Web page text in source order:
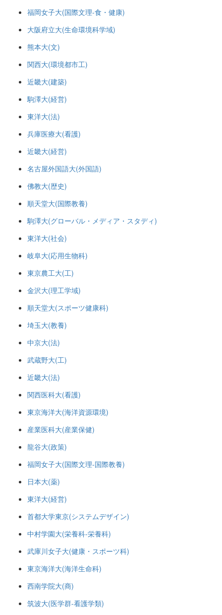
福岡女子大(国際文理-食・健康)
大阪府立大(生命環境科学域)
熊本大(文)
関西大(環境都市工)
近畿大(建築)
駒澤大(経営)
東洋大(法)
兵庫医療大(看護)
近畿大(経営)
名古屋外国語大(外国語)
佛教大(歴史)
順天堂大(国際教養)
駒澤大(グローバル・メディア・スタディ)
東洋大(社会)
岐阜大(応用生物科)
東京農工大(工)
金沢大(理工学域)
順天堂大(スポーツ健康科)
埼玉大(教養)
中京大(法)
武蔵野大(工)
近畿大(法)
関西医科大(看護)
東京海洋大(海洋資源環境)
産業医科大(産業保健)
龍谷大(政策)
福岡女子大(国際文理-国際教養)
日本大(薬)
東洋大(経営)
首都大学東京(システムデザイン)
中村学園大(栄養科-栄養科)
武庫川女子大(健康・スポーツ科)
東京海洋大(海洋生命科)
西南学院大(商)
筑波大(医学群-看護学類)